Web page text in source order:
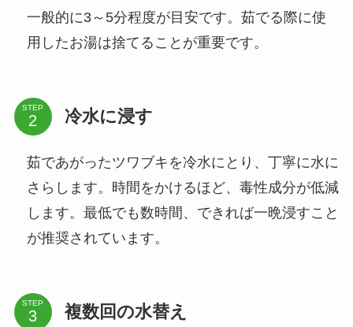
一般的に3～5分程度が目安です。茹でる際に使
用したお湯は捨てることが重要です。
STEP 冷水に浸す
茹であがったツワブキを冷水にとり、丁寧に水に
さらします。時間をかけるほど、毒性成分が低減
します。最低でも数時間、できれば一晩浸すこと
が推奨されています。
STEP 複数回の水替え